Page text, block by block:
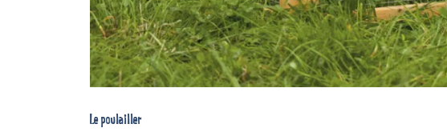
Le poulailler